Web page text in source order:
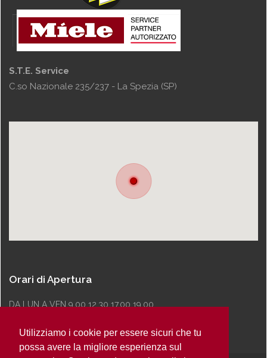
Utilizziamo i cookie per essere sicuri che tu
possa avere la migliore esperienza sul
S.T.E. Service
C.so Nazionale 235/237 - La Spezia (SP)
Orari di Apertura
DA LUN A VEN 9.00 12.30 17.00 19.00